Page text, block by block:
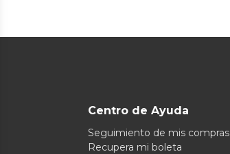
Centro de Ayuda
Seguimiento de mis compras
Recupera mi boleta